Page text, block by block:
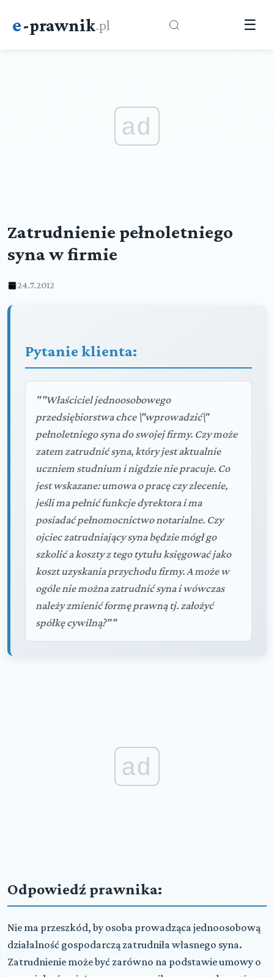
e-prawnik.pl ☰
ad
Zatrudnienie pełnoletniego
syna w firmie
24.7.2012
Pytanie klienta:
""Właściciel jednoosobowego
przedsiębiorstwa chce \"wprowadzić\"
pełnoletniego syna do swojej firmy. Czy może
zatem zatrudnić syna, który jest aktualnie
uczniem studnium i nigdzie nie pracuje. Co
jest wskazane: umowa o pracę czy zlecenie,
jeśli ma pełnić funkcje dyrektora i ma
posiadać pełnomocnictwo notarialne. Czy
ojciec zatrudniający syna będzie mógł go
szkolić a koszty z tego tytułu księgować jako
koszt uzyskania przychodu firmy. A może w
ogóle nie można zatrudnić syna i wówczas
należy zmienić formę prawną tj. założyć
spółkę cywilną?""
ad
Odpowiedź prawnika:
Nie ma przeszkód, by osoba prowadząca jednoosobową
działalność gospodarczą zatrudniła własnego syna.
Zatrudnienie może być zarówno na podstawie umowy o